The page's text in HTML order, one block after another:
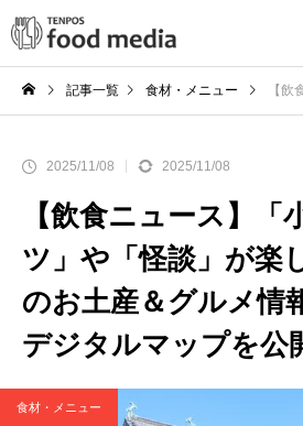
記事一覧 食材・メニュー 【飲食ニュース
2025/11/08 2025/11/08
【飲食ニュース】「
ツ」や「怪談」が楽
のお土産＆グルメ情
デジタルマップを公
食材・メニュー